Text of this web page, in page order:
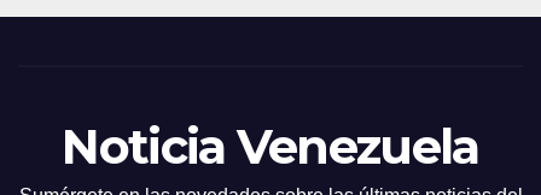
Noticia Venezuela